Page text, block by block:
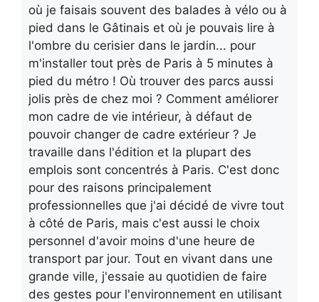
où je faisais souvent des balades à vélo ou à
pied dans le Gâtinais et où je pouvais lire à
l'ombre du cerisier dans le jardin... pour
m'installer tout près de Paris à 5 minutes à
pied du métro ! Où trouver des parcs aussi
jolis près de chez moi ? Comment améliorer
mon cadre de vie intérieur, à défaut de
pouvoir changer de cadre extérieur ? Je
travaille dans l'édition et la plupart des
emplois sont concentrés à Paris. C'est donc
pour des raisons principalement
professionnelles que j'ai décidé de vivre tout
à côté de Paris, mais c'est aussi le choix
personnel d'avoir moins d'une heure de
transport par jour. Tout en vivant dans une
grande ville, j'essaie au quotidien de faire
des gestes pour l'environnement en utilisant